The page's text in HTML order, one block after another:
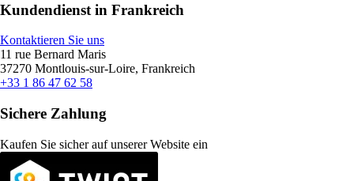
Kundendienst in Frankreich
Kontaktieren Sie uns
11 rue Bernard Maris
37270 Montlouis-sur-Loire, Frankreich
+33 1 86 47 62 58
Sichere Zahlung
Kaufen Sie sicher auf unserer Website ein